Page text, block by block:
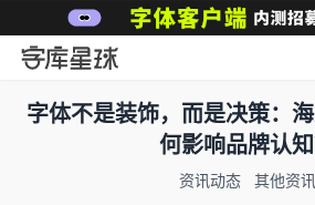
字体不是装饰，而是决策：
何影响品牌认知
资讯动态 其他资讯